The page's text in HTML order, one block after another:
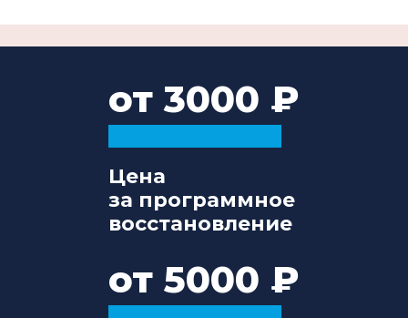
от 3000
Цена
за программное
восстановление
от 5000